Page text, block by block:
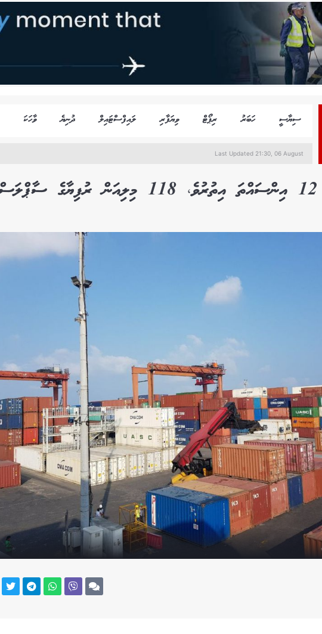
ސިޔާސީ ހަބަރު ރިޕޯޓް ވިޔަފާރި ލައިފްސްޓައިލް ދުނިޔެ ވާހަކަ
Last Updated 21:30, 06 August